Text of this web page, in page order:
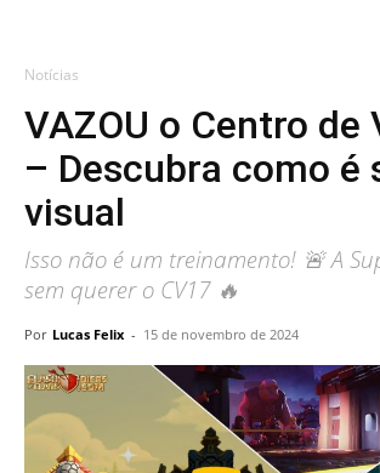
Notícias
VAZOU o Centro de
– Descubra como é
visual
Isso não é um treinamento! 🚨 A
sem querer o CV17 🔥
Por Lucas Felix - 15 de novembro de 2024